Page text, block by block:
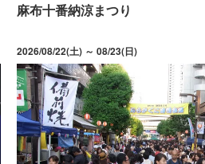
麻布十番納涼まつり
2026/08/22(土) ～ 08/23(日)